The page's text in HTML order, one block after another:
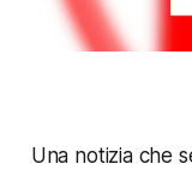
Una notizia che